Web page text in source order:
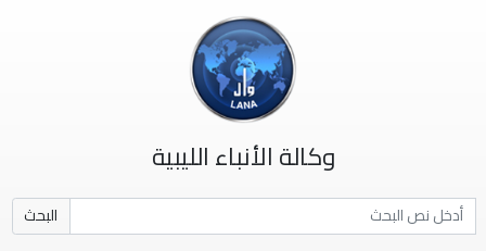
وكالة الأنباء الليبية
البحث